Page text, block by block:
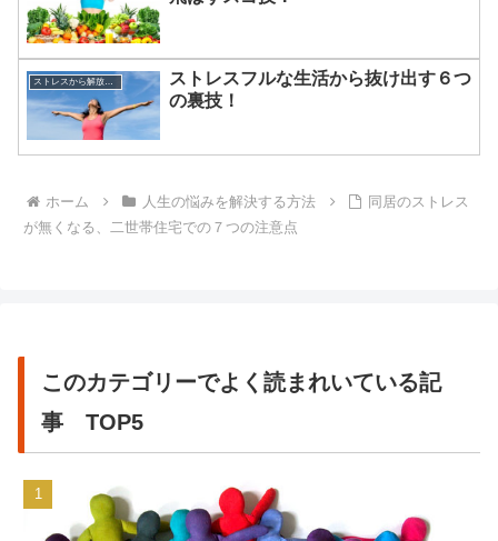
ストレスフルな生活から抜け出す６つ
の裏技！
ホーム 人生の悩みを解決する方法
同居のストレス
が無くなる、二世帯住宅での７つの注意点
このカテゴリーでよく読まれいている記
事 TOP5